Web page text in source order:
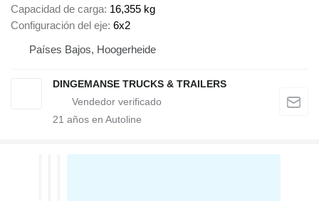
Capacidad de carga 16,355 kg
Configuración del eje 6x2
Países Bajos, Hoogerheide
DINGEMANSE TRUCKS & TRAILERS
21 años en Autoline